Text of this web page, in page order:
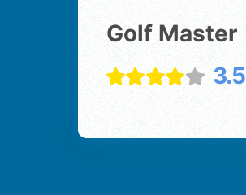
Golf Master
3.5